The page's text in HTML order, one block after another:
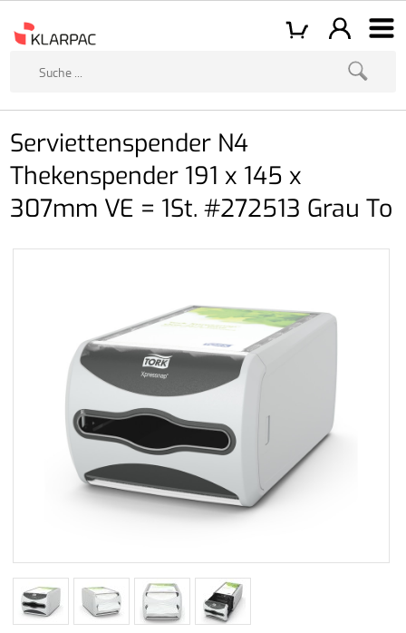
Serviettenspender N4
Thekenspender 191 x 145 x
307mm VE = 1St. #272513 Grau To